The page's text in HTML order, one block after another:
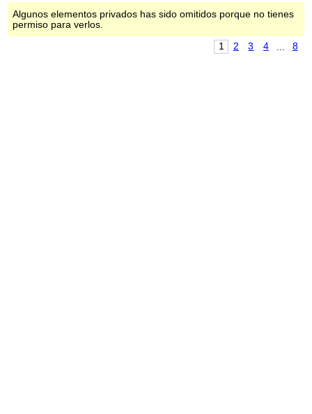
Algunos elementos privados has sido omitidos porque no tienes
permiso para verlos.
1 2 3 4 8